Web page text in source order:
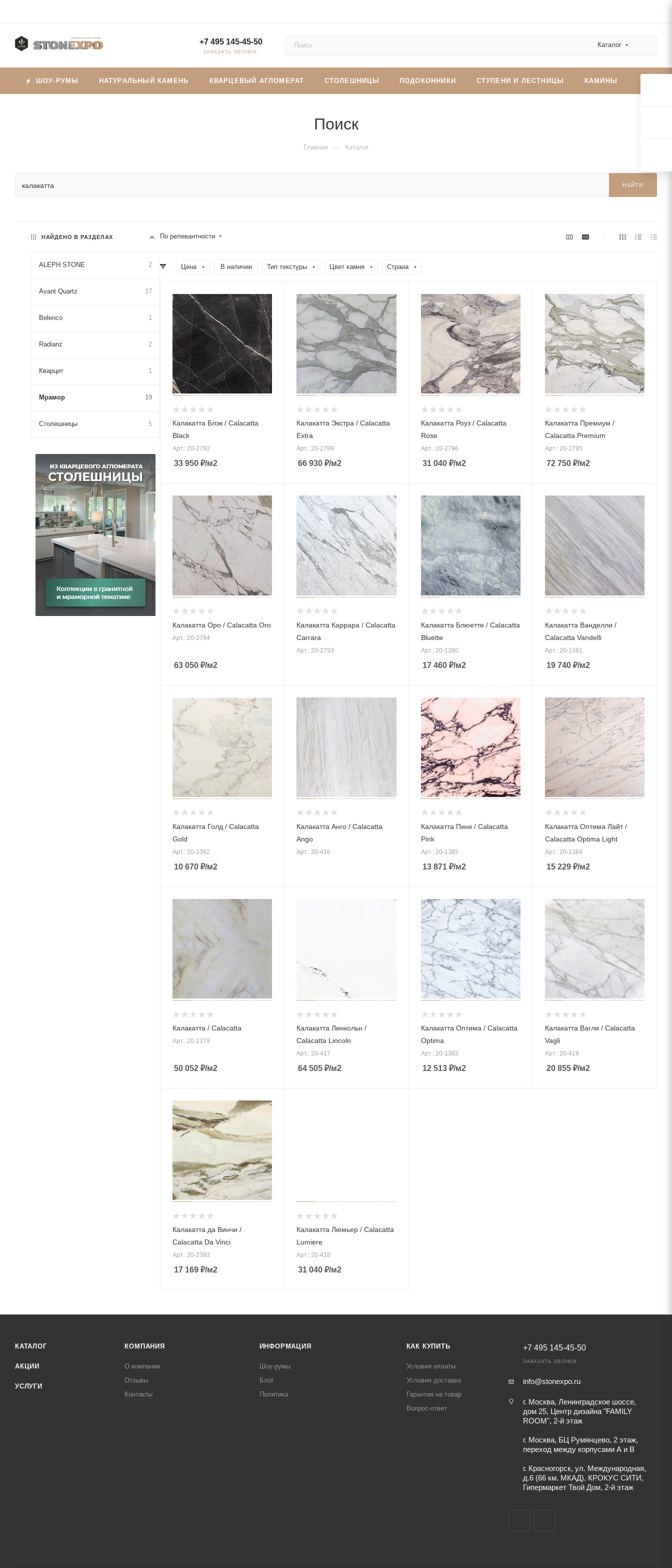
+7 495 145-45-50
ЗАКАЗАТЬ ЗВОНОК
Каталог
ШОУ-РУМЫ НАТУРАЛЬНЫЙ КАМЕНЬ КВАРЦЕВЫЙ АГЛОМЕРАТ СТОЛЕШНИЦЫ ПОДОКОННИКИ СТУПЕНИ И ЛЕСТНИЦЫ КАМИНЫ
Поиск
Главная — Каталог
НАЙТИ
По релевантности
Цена В наличии Тип текстуры Цвет камня Страна
Калакатта Блэк / Calacatta
Black
Арт.: 20-2792
33 950 ₽/м2
Калакатта Экстра / Calacatta
Extra
Арт.: 20-2799
66 930 ₽/м2
Калакатта Роуз / Calacatta
Rose
Арт.: 20-2796
31 040₽/м2
Калакатта Премиум /
Calacatta Premium
Арт.: 20-2795
72 750₽/м2
Калакатта Оро / Calacatta Oro
Арт.: 20-2794
63 050 ₽/м2
Калакатта Каррара / Calacatta
Carrara
Арт.: 20-2793
Калакатта Блюетте / Calacatta
Bluette
Арт.: 20-1380
17 460₽/м2
Калакатта Ванделли /
Calacatta Vandelli
Арт.: 20-1381
19 740₽/м2
Калакатта Голд / Calacatta
Gold
Арт.: 20-1382
10 670 ₽/м2
Калакатта Анго / Calacatta
Ango
Арт.: 20-416
Калакатта Пинк / Calacatta
Pink
Арт.: 20-1385
13 871₽/м2
Калакатта Оптима Лайт /
Calacatta Optima Light
Арт.: 20-1384
15 229₽/м2
Калакатта / Calacatta
Арт.: 20-1379
50 052 ₽/м2
Калакатта Линкольн /
Calacatta Lincoln
Арт.: 20-417
64 505 ₽/м2
Калакатта Оптима / Calacatta
Optima
Арт.: 20-1383
12 513₽/м2
Калакатта Вагли / Calacatta
Vagli
Арт.: 20-419
20 855₽/м2
Калакатта да Винчи /
Calacatta Da Vinci
Арт.: 20-2393
17 169 ₽/м2
Калакатта Люмьер / Calacatta
Lumiere
Арт.: 20-418
31 040 ₽/м2
НАЙДЕНО В РАЗДЕЛАХ
ALEPH STONE 2
Avant Quartz 17
Belenco 1
Radianz 2
Кварцит 1
Мрамор 19
Столешницы 5
КАТАЛОГ
АКЦИИ
УСЛУГИ
КОМПАНИЯ
О компании
Отзывы
Контакты
ИНФОРМАЦИЯ
Шоу-румы
Блог
Политика
КАК КУПИТЬ
Условия оплаты
Условия доставки
Гарантия на товар
Вопрос-ответ
+7 495 145-45-50
ЗАКАЗАТЬ ЗВОНОК
info@stonexpo.ru
г. Москва, Ленинградское шоссе,
дом 25, Центр дизайна "FAMILY
ROOM", 2-й этаж
г. Москва, БЦ Румянцево, 2 этаж,
переход между корпусами А и В
г. Красногорск, ул. Международная,
д.6 (66 км. МКАД), КРОКУС СИТИ,
Гипермаркет Твой Дом, 2-й этаж